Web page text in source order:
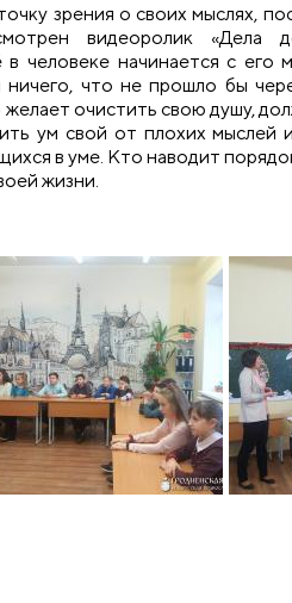
зрения о своих мыслях,
видеоролик «Дела
человеке начинается с его
что не прошло бы
очистить свою душу,
ум свой от плохих мыслей
в уме. Кто наводит
жизни.